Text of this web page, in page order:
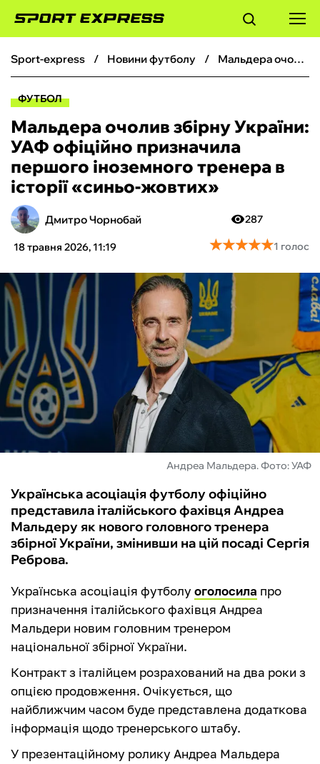
ФУТБОЛ
БОКС
ХОКЕЙ
ТЕНІС
КІБЕРСПОРТ
ЧС-2026
ФУТЗАЛ
ІНШІ
БУКМЕКЕРИ
sport-express новини футболу Мальдера очолив збірну України: УАФ офіційно призначила першого іноземного тренера в історії «синьо-жовтих»
ФУТБОЛ
Мальдера очолив збірну України:
УАФ офіційно призначила
першого іноземного тренера в
історії «синьо-жовтих»
Дмитро Чорнобай
18 травня 2026, 11:19
287
★★★★★
★★★★★1 голос
Андреа Мальдера. Фото: УАФ
Українська асоціація футболу офіційно
представила італійського фахівця Андреа
Мальдеру як нового головного тренера
збірної України, змінивши на цій посаді Сергія
Реброва.
Українська асоціація футболу оголосила про
призначення італійського фахівця Андреа
Мальдери новим головним тренером
національної збірної України.
Контракт з італійцем розрахований на два роки з
опцією продовження. Очікується, що
найближчим часом буде представлена додаткова
інформація щодо тренерського штабу.
У презентаційному ролику Андреа Мальдера